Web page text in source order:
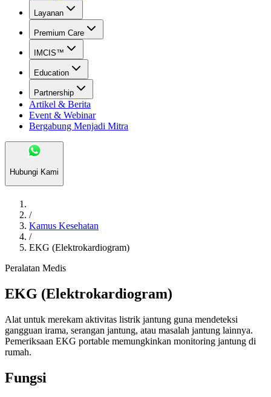
Layanan
Premium Care
IMCIS™
Education
Partnership
Artikel & Berita
Event & Webinar
Bergabung Menjadi Mitra
Hubungi Kami
/
Kamus Kesehatan
/
EKG (Elektrokardiogram)
Peralatan Medis
EKG (Elektrokardiogram)
Alat untuk merekam aktivitas listrik jantung guna mendeteksi
gangguan irama, serangan jantung, atau masalah jantung lainnya.
Pemeriksaan EKG portable memungkinkan monitoring jantung di
rumah.
Fungsi